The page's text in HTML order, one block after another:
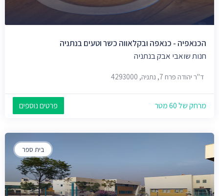
הכנאפיה - כנאפה ובקלאווה כשר וטעים בנתניה
חנות שואבי אבק בנתניה
ד"ר יהודה פרח 7, נתניה, 4293000
מרחק של 60 מטר פרטים נוספים
בית ספר